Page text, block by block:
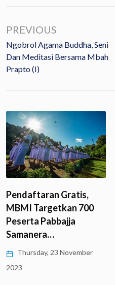
PREVIOUS
Ngobrol Agama Buddha, Seni
Dan Meditasi Bersama Mbah
Prapto (I)
Pendaftaran Gratis,
MBMI Targetkan 700
Peserta Pabbajja
Samanera…
Thursday, 23 November
2023